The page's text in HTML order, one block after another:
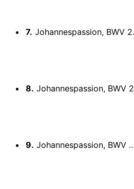
7. Johannespassion, BWV 245, Pt. 1: Von den Stricken meiner Sünden (Live)
8. Johannespassion, BWV 245, Pt. 1: Simon Petrus aber folgete Jesu nach (Live)
9. Johannespassion, BWV 245, Pt. 1: Ich folge dir gleichfalls (Live)